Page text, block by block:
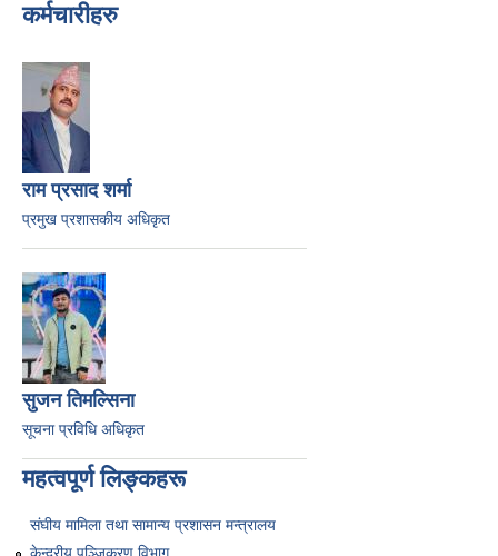
कर्मचारीहरु
राम प्रसाद शर्मा
प्रमुख प्रशासकीय अधिकृत
सुजन तिमल्सिना
सूचना प्रविधि अधिकृत
महत्वपूर्ण लिङ्कहरू
संघीय मामिला तथा सामान्य प्रशासन मन्त्रालय